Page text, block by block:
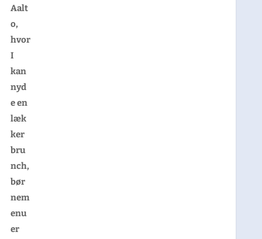
Aalt
o,
hvor
I
kan
nyd
e en
læk
ker
bru
nch,
bør
nem
enu
er